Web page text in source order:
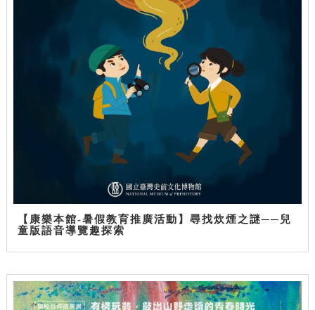
【康樂本館-暑假教育推廣活動】尋找炊煙之謎──兒
童版語音導覽趣探索